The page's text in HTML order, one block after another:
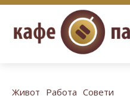
Живот Работа Совети